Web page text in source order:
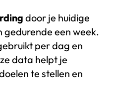
door je huidige
gedurende een week.
per dag en
data helpt je
te stellen en